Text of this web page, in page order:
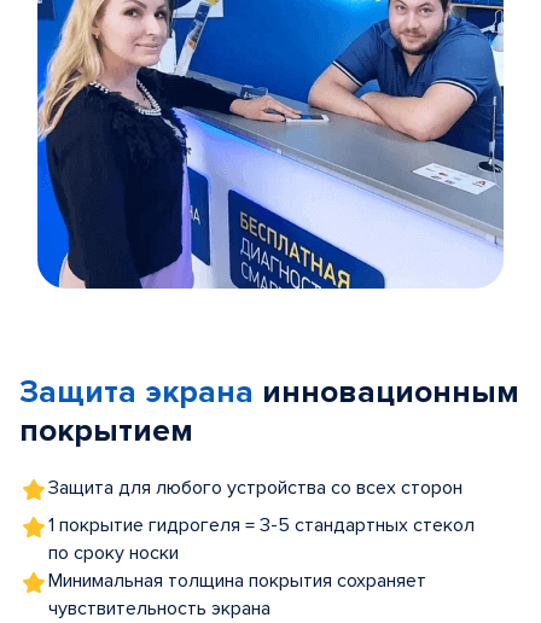
5
Защита экрана инновационным
покрытием
Защита для любого устройства со всех сторон
1 покрытие гидрогеля = 3-5 стандартных стекол
по сроку носки
Минимальная толщина покрытия сохраняет
чувствительность экрана